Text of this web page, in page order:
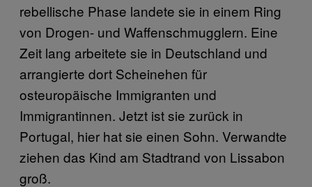
rebellische Phase landete sie in einem Ring
von Drogen- und Waffenschmugglern. Eine
Zeit lang arbeitete sie in Deutschland und
arrangierte dort Scheinehen für
osteuropäische Immigranten und
Immigrantinnen. Jetzt ist sie zurück in
Portugal, hier hat sie einen Sohn. Verwandte
ziehen das Kind am Stadtrand von Lissabon
groß.